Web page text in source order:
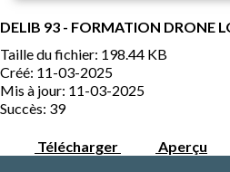
DELIB 93 - FORMATION DRONE
Taille du fichier: 198.44 KB
Créé: 11-03-2025
Mis à jour: 11-03-2025
Succès: 39
Télécharger Aperçu